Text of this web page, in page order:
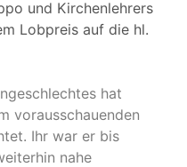
und Kirchenlehrers
Lobpreis auf die hl.
hat
vorausschauenden
Ihr war er bis
nahe